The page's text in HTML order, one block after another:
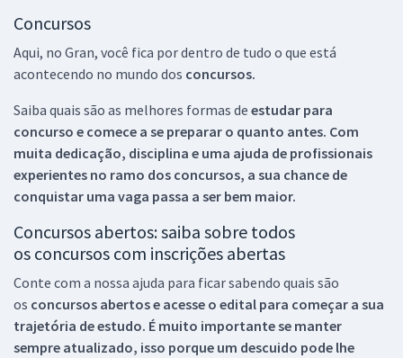
Concursos
Aqui, no Gran, você fica por dentro de tudo o que está
acontecendo no mundo dos concursos.
Saiba quais são as melhores formas de estudar para
concurso e comece a se preparar o quanto antes. Com
muita dedicação, disciplina e uma ajuda de profissionais
experientes no ramo dos concursos, a sua chance de
conquistar uma vaga passa a ser bem maior.
Concursos abertos: saiba sobre todos
os concursos com inscrições abertas
Conte com a nossa ajuda para ficar sabendo quais são
os concursos abertos e acesse o edital para começar a sua
trajetória de estudo. É muito importante se manter
sempre atualizado, isso porque um descuido pode lhe